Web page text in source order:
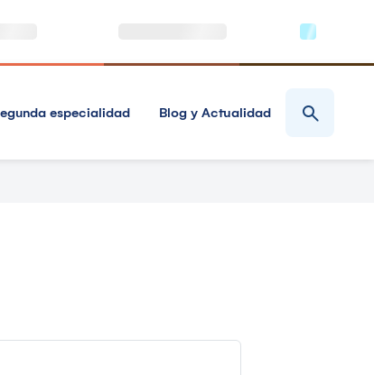
especialidad Blog y Actualidad